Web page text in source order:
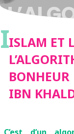
IISLAM ET
IBN